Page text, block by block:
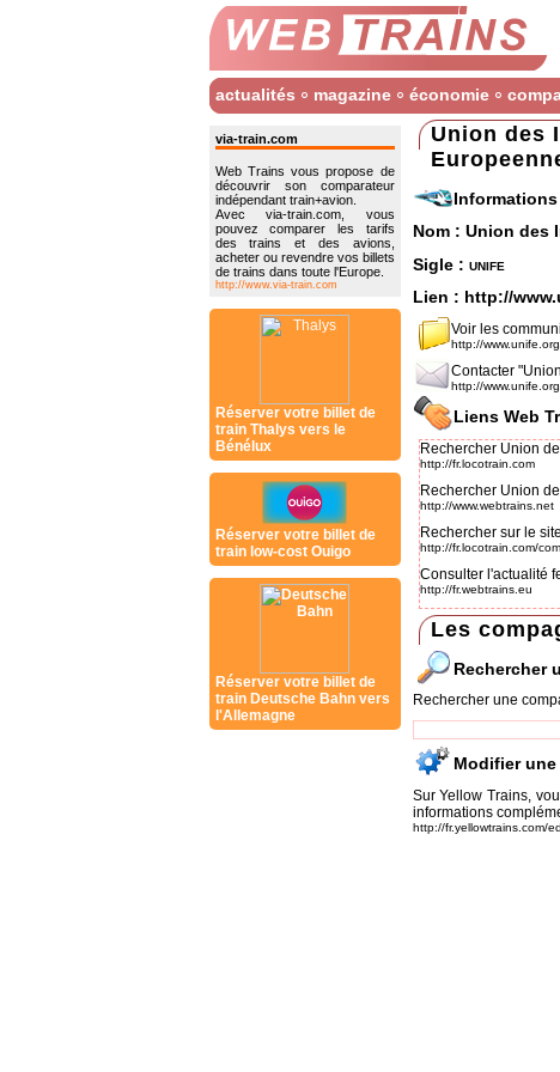
actualités magazine économie
via-train.com
Web Trains vous propose de
découvrir son comparateur
indépendant train+avion.
Avec via-train.com, vous
pouvez comparer les tarifs
des trains et des avions,
acheter ou revendre vos billets
de trains dans toute l'Europe.
http://www.via-train.com
Réserver votre billet de
train Thalys vers le
Bénélux
Réserver votre billet de
train low-cost Ouigo
Réserver votre billet de
train Deutsche Bahn vers
l'Allemagne
Union des
Nom : Union des
Sigle : unife
Lien : http://
Voir les
http://
Contacter
http://
Liens Web
Rechercher Union
http://fr.locotrain.com
Rechercher Union
http://www.webtrains.net
Rechercher sur le
http://fr.locotrain.com/
Consulter l'actualité
http://fr.webtrains.eu
Les
Rechercher
Rechercher une
Modifier
Sur Yellow Trains,
informations
http://fr.yellowtrains.com/